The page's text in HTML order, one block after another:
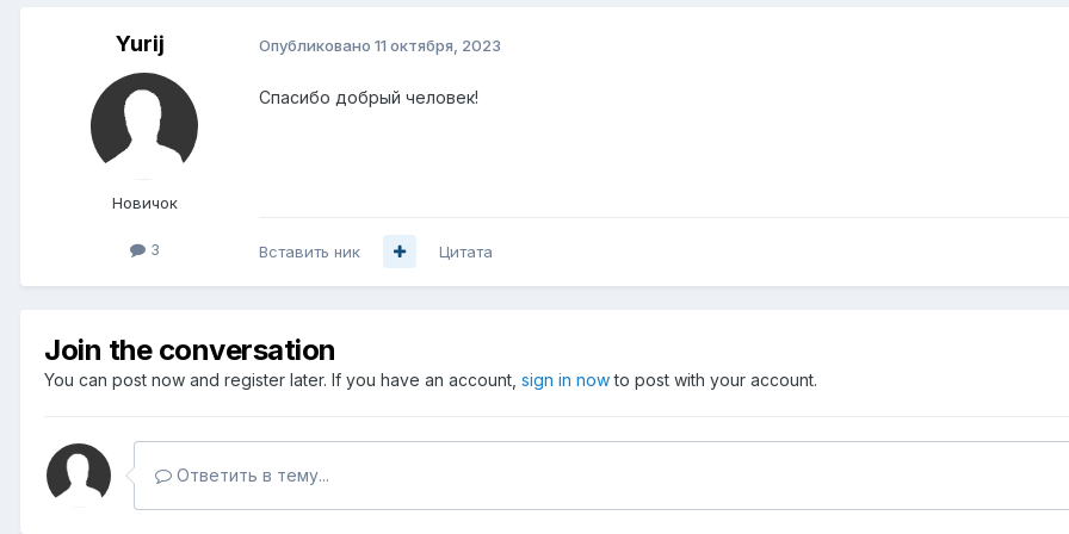
Yurij
Новичок
3
Опубликовано 11 октября, 2023
Спасибо добрый человек!
Вставить ник Цитата
Join the conversation
You can post now and register later. If you have an account, sign in nowto post with your account.
Ответить в тему...